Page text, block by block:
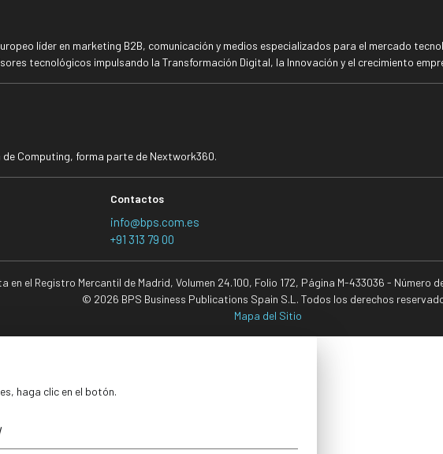
líder en marketing B2B, comunicación y medios especializados para el mercado
tecnológicos impulsando la Transformación Digital, la Innovación y el crecimiento
Computing, forma parte de Nextwork360.
Contactos
info@bps.com.es
+91 313 79 00
en el Registro Mercantil de Madrid, Volumen 24.100, Folio 172, Página M-433036 -
© 2026 BPS Business Publications Spain S.L. Todos los derechos
Mapa del Sitio
haga clic en el botón.